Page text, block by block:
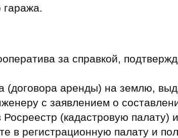
гаража.
за справкой,
(договора аренды) на землю,
с заявлением о
(кадастровую палату)
в регистрационную палату и